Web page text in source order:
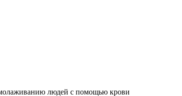
людей с помощью крови